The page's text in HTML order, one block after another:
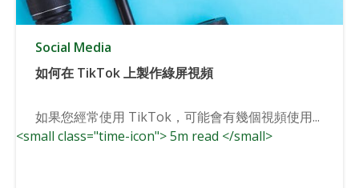
Social Media
如何在 TikTok 上製作綠屏視頻
如果您經常使用 TikTok，可能會有幾個視頻使用...
<small class="time-icon"> 5m read </small>